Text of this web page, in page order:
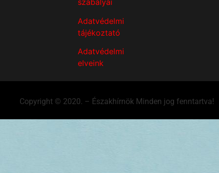
szabályai
Adatvédelmi
tájékoztató
Adatvédelmi
elveink
Copyright © 2020. – Északhírnök Minden jog fenntartva!